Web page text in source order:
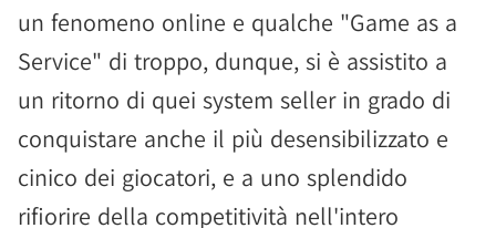
un fenomeno online e qualche "Game as a
Service" di troppo, dunque, si è assistito a
un ritorno di quei system seller in grado di
conquistare anche il più desensibilizzato e
cinico dei giocatori, e a uno splendido
rifiorire della competitività nell'intero